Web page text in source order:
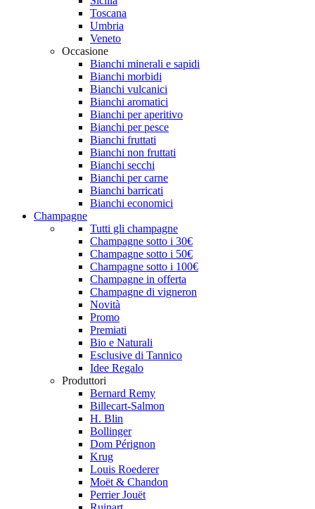
Toscana
Umbria
Veneto
Occasione
Bianchi minerali e sapidi
Bianchi morbidi
Bianchi vulcanici
Bianchi aromatici
Bianchi per aperitivo
Bianchi per pesce
Bianchi fruttati
Bianchi non fruttati
Bianchi secchi
Bianchi per carne
Bianchi barricati
Bianchi economici
Champagne
Tutti gli champagne
Champagne sotto i 30€
Champagne sotto i 50€
Champagne sotto i 100€
Champagne in offerta
Champagne di vigneron
Novità
Promo
Premiati
Bio e Naturali
Esclusive di Tannico
Idee Regalo
Produttori
Bernard Remy
Billecart-Salmon
H. Blin
Bollinger
Dom Pérignon
Krug
Louis Roederer
Moët & Chandon
Perrier Jouët